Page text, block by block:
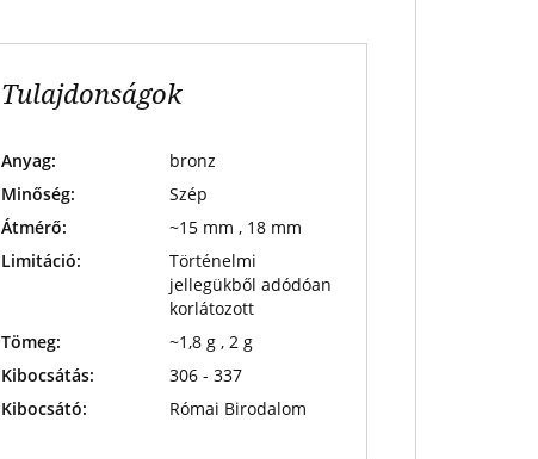
Tulajdonságok
Anyag:
bronz
Minőség:
Szép
Átmérő:
~15 mm , 18 mm
Limitáció:
Történelmi
jellegükből adódóan
korlátozott
Tömeg:
~1,8 g , 2 g
Kibocsátás:
306 - 337
Kibocsátó:
Római Birodalom